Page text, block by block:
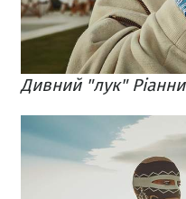
Дивний "лук" Ріанни